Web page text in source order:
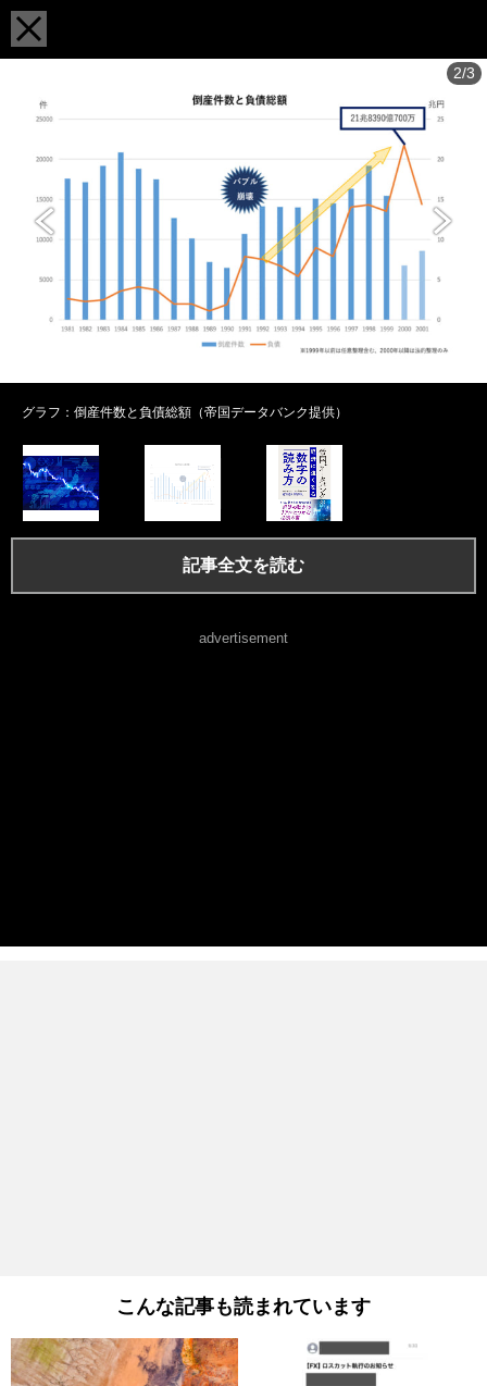
2/3
グラフ：倒産件数と負債総額（帝国データバンク提供）
記事全文を読む
advertisement
こんな記事も読まれています